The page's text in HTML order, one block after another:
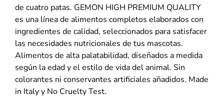
de cuatro patas. GEMON HIGH PREMIUM QUALITY
es una línea de alimentos completos elaborados con
ingredientes de calidad, seleccionados para satisfacer
las necesidades nutricionales de tus mascotas.
Alimentos de alta palatabilidad, diseñados a medida
según la edad y el estilo de vida del animal. Sin
colorantes ni conservantes artificiales añadidos. Made
in Italy y No Cruelty Test.